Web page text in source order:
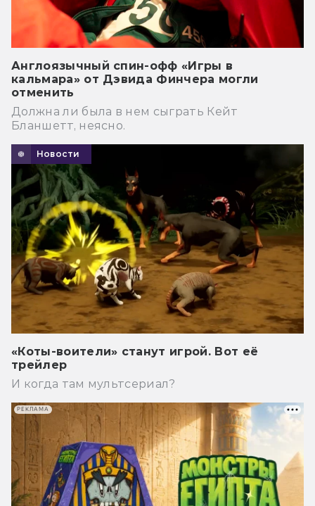
Англоязычный спин-офф «Игры в
кальмара» от Дэвида Финчера могли
отменить
Должна ли была в нем сыграть Кейт
Бланшетт, неясно.
Новости
«Коты-воители» станут игрой. Вот её
трейлер
И когда там мультсериал?
РЕКЛАМА